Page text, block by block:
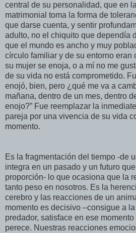
central de su personalidad, que en
matrimonial toma la forma de
que darse cuenta, y sentir
adulto, no el chiquito que dependía
que el mundo es ancho y muy
círculo familiar y de su entorno eran
su mujer se enoja, o a mí no me
de su vida no está comprometido.
enojó, bien, pero ¿qué me va a
mañana, dentro de un mes, dentro
enojo?” Fue reemplazar la
pareja por una vivencia de su vida
momento.
Es la fragmentación del tiempo -de
integra en un pasado y un futuro
proporción- lo que ocasiona que la
tanto peso en nosotros. Es la
cerebro y las reacciones de un
momento es decisivo –consigue a
predador, satisface en ese
perece. Nuestras reacciones